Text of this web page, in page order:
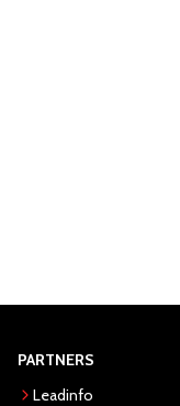
PARTNERS
Leadinfo